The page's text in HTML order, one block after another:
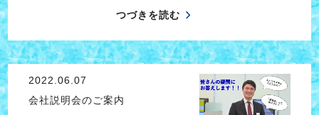
つづきを読む
2022.06.07
会社説明会のご案内